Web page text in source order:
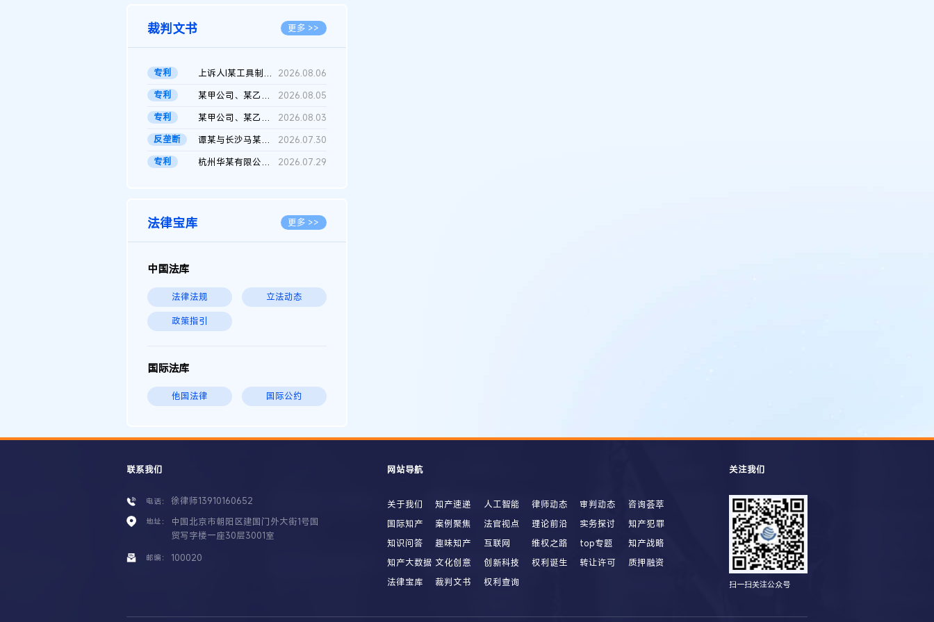
裁判文书 更多 >>
专利 上诉人I某工具制品有限公司与被上诉人程某及一审被告中华人民共和...
2026.08.06
专利
某甲公司、某乙公司、某丙公司申请诉前行为保全复议裁定书
2026.08.05
专利
某甲公司、某乙公司、官某与某丙公司专利申请权权属纠纷 二审判决...
2026.08.03
反垄断
谭某与长沙马某堆农产品股份有限公司滥用市场支配地位纠纷二审裁...
2026.07.30
专利
杭州华某有限公司与菲某有限公司侵害发明专利权纠纷 2026.07.29
法律宝库 更多 >>
中国法库
法律法规 立法动态
政策指引
国际法库
他国法律 国际公约
联系我们
电话： 徐律师13910160652
地址：
中国北京市朝阳区建国门外大街1号国
贸写字楼一座30层3001室
邮编： 100020
网站导航
关于我们 知产速递 人工智能 律师动态 审判动态
咨询荟萃
国际知产
案例聚焦 法官视点 理论前沿 实务探讨
知产犯罪
知识问答
趣味知产 互联网 维权之路 top专题
知产战略
知产大数据 文化创意 创新科技 权利诞生 转让许可
质押融资
法律宝库
裁判文书 权利查询
关注我们
扫一扫关注公众号